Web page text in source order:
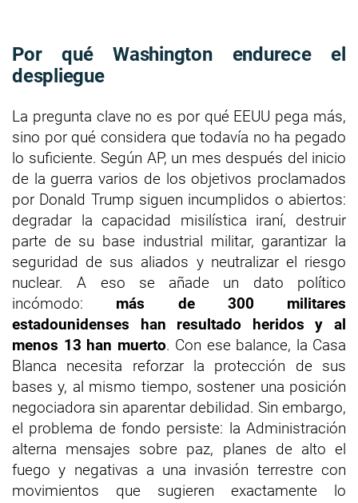
Por qué Washington endurece el
despliegue
La pregunta clave no es por qué EEUU pega más,
sino por qué considera que todavía no ha pegado
lo suficiente. Según AP, un mes después del inicio
de la guerra varios de los objetivos proclamados
por Donald Trump siguen incumplidos o abiertos:
degradar la capacidad misilística iraní, destruir
parte de su base industrial militar, garantizar la
seguridad de sus aliados y neutralizar el riesgo
nuclear. A eso se añade un dato político
incómodo: más de 300 militares
estadounidenses han resultado heridos y al
menos 13 han muerto. Con ese balance, la Casa
Blanca necesita reforzar la protección de sus
bases y, al mismo tiempo, sostener una posición
negociadora sin aparentar debilidad. Sin embargo,
el problema de fondo persiste: la Administración
alterna mensajes sobre paz, planes de alto el
fuego y negativas a una invasión terrestre con
movimientos que sugieren exactamente lo